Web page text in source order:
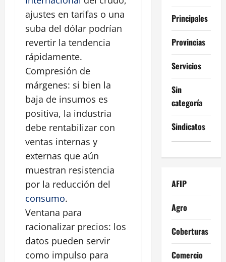
ajustes en tarifas o una
suba del dólar podrían
revertir la tendencia
rápidamente.
Compresión de
márgenes: si bien la
baja de insumos es
positiva, la industria
debe rentabilizar con
ventas internas y
externas que aún
muestran resistencia
por la reducción del
consumo.
Ventana para
racionalizar precios: los
datos pueden servir
como impulso para
Principales
Provincias
Servicios
Sin
categoría
Sindicatos
AFIP
Agro
Coberturas
Comercio